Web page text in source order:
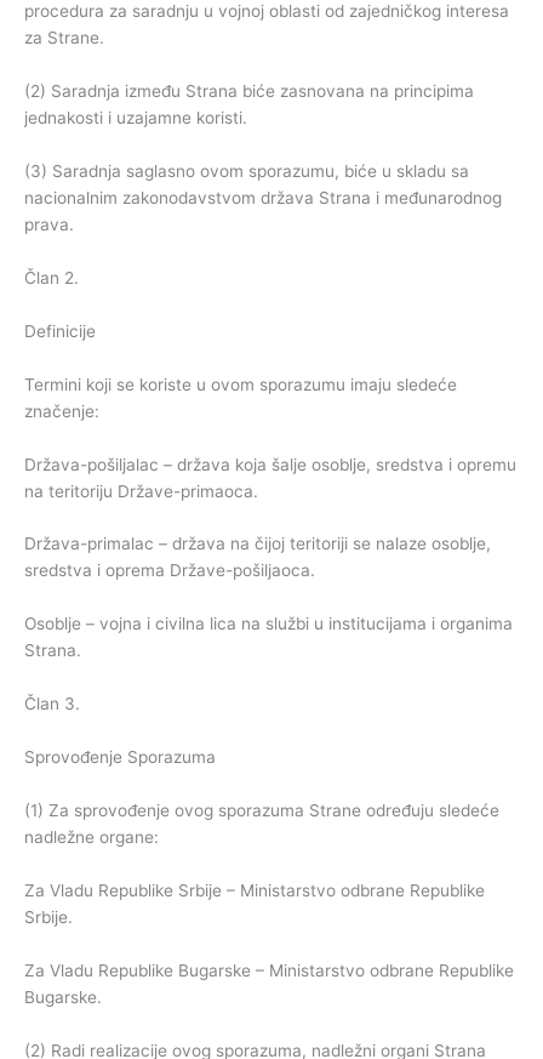
procedura za saradnju u vojnoj oblasti od zajedničkog interesa
za Strane.
(2) Saradnja između Strana biće zasnovana na principima
jednakosti i uzajamne koristi.
(3) Saradnja saglasno ovom sporazumu, biće u skladu sa
nacionalnim zakonodavstvom država Strana i međunarodnog
prava.
Član 2.
Definicije
Termini koji se koriste u ovom sporazumu imaju sledeće
značenje:
Država-pošiljalac – država koja šalje osoblje, sredstva i opremu
na teritoriju Države-primaoca.
Država-primalac – država na čijoj teritoriji se nalaze osoblje,
sredstva i oprema Države-pošiljaoca.
Osoblje – vojna i civilna lica na službi u institucijama i organima
Strana.
Član 3.
Sprovođenje Sporazuma
(1) Za sprovođenje ovog sporazuma Strane određuju sledeće
nadležne organe:
Za Vladu Republike Srbije – Ministarstvo odbrane Republike
Srbije.
Za Vladu Republike Bugarske – Ministarstvo odbrane Republike
Bugarske.
(2) Radi realizacije ovog sporazuma, nadležni organi Strana